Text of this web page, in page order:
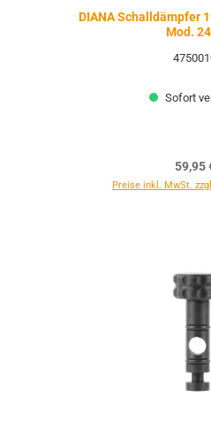
DIANA Schalldämpfer
Mod.
Sofort
59,95
Preise inkl. MwSt.